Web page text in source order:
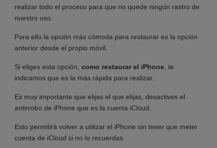
realizar todo el proceso para que no quede ningún rastro de
nuestro uso.
Para ello la opción más cómoda para restaurar es la opción
anterior desde el propio móvil.
Si eliges esta opción, como restaurar el iPhone , te
indicamos que es la más rápida para realizar.
Es muy importante que elijas el que elijas, desactives el
antirrobo de iPhone que es la cuenta iCloud.
Esto permitirá volver a utilizar el iPhone sin tener que meter
cuenta de iCloud si no lo recuerdas.